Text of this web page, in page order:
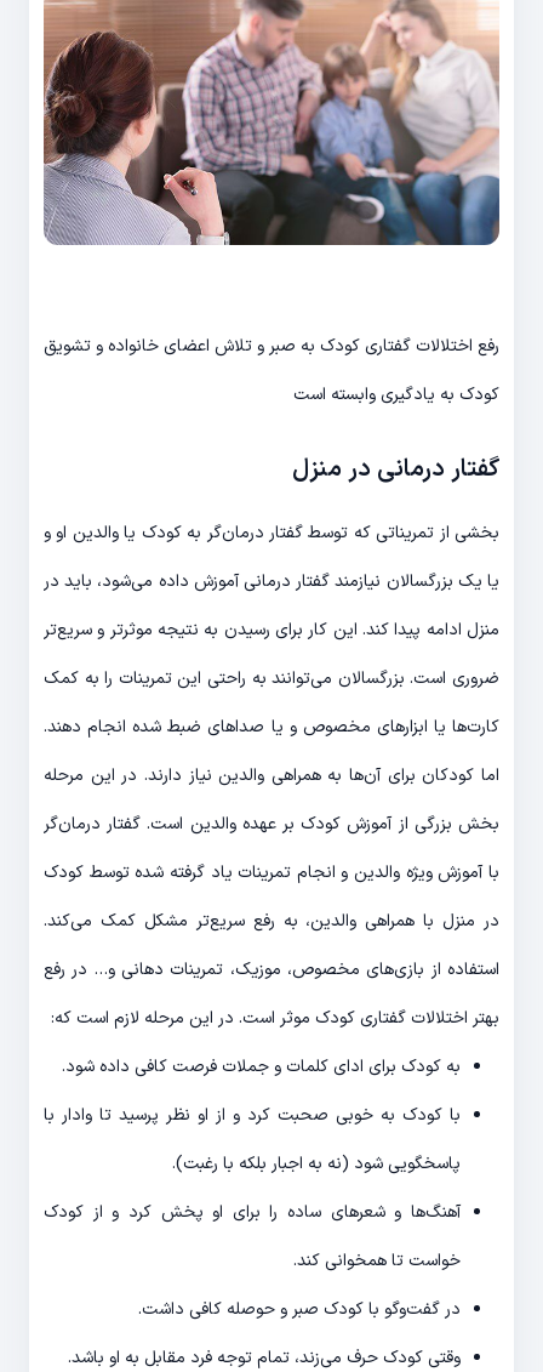
رفع اختلالات گفتاری کودک به صبر و تلاش اعضای خانواده و تشویق
کودک به یادگیری وابسته است
گفتار درمانی در منزل
بخشی از تمریناتی که توسط گفتار درمان‌گر به کودک یا والدین او و
یا یک بزرگسالان نیازمند گفتار درمانی آموزش داده می‌شود، باید در
منزل ادامه پیدا کند. این کار برای رسیدن به نتیجه موثرتر و سریع‌تر
ضروری است. بزرگسالان می‌توانند به راحتی این تمرینات را به کمک
کارت‌ها یا ابزارهای مخصوص و یا صداهای ضبط شده انجام دهند.
اما کودکان برای آن‌ها به همراهی والدین نیاز دارند. در این مرحله
بخش بزرگی از آموزش کودک بر عهده والدین است. گفتار درمان‌گر
با آموزش ویژه والدین و انجام تمرینات یاد گرفته شده توسط کودک
در منزل با همراهی والدین، به رفع سریع‌تر مشکل کمک می‌کند.
استفاده از بازی‌های مخصوص، موزیک، تمرینات دهانی و… در رفع
بهتر اختلالات گفتاری کودک موثر است. در این مرحله لازم است که:
به کودک برای ادای کلمات و جملات فرصت کافی داده شود.
با کودک به خوبی صحبت کرد و از او نظر پرسید تا وادار با
پاسخگویی شود (نه به اجبار بلکه با رغبت).
آهنگ‌ها و شعرهای ساده را برای او پخش کرد و از کودک
خواست تا همخوانی کند.
در گفت‌و‌گو با کودک صبر و حوصله کافی داشت.
وقتی کودک حرف می‌زند، تمام توجه فرد مقابل به او باشد.